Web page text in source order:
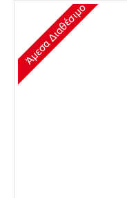
Άμεσα Διαθέσιμο